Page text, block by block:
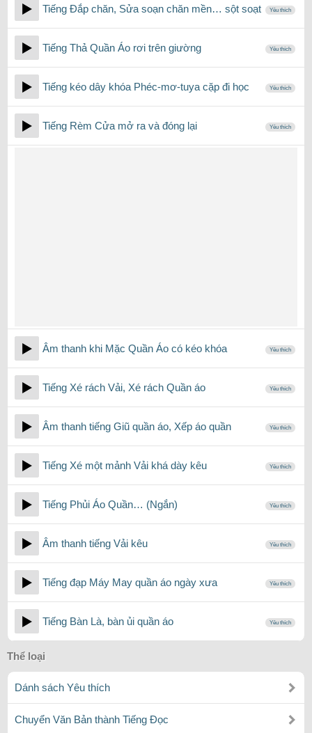
Tiếng Đắp chăn, Sửa soạn chăn mền… sột soạt Yêu thích
Tiếng Thả Quần Áo rơi trên giường Yêu thích
Tiếng kéo dây khóa Phéc-mơ-tuya cặp đi học Yêu thích
Tiếng Rèm Cửa mở ra và đóng lại Yêu thích
Âm thanh khi Mặc Quần Áo có kéo khóa Yêu thích
Tiếng Xé rách Vải, Xé rách Quần áo Yêu thích
Âm thanh tiếng Giũ quần áo, Xếp áo quần Yêu thích
Tiếng Xé một mảnh Vải khá dày kêu Yêu thích
Tiếng Phủi Áo Quần… (Ngắn) Yêu thích
Âm thanh tiếng Vải kêu Yêu thích
Tiếng đạp Máy May quần áo ngày xưa Yêu thích
Tiếng Bàn Là, bàn ủi quần áo Yêu thích
Thể loại
Dánh sách Yêu thích
Chuyển Văn Bản thành Tiếng Đọc